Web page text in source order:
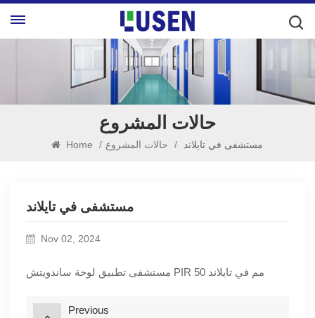
حالات المشروع
Home / حالات المشروع / مستشفى في تايلاند
مستشفى في تايلاند
Nov 02, 2024
مستشفى تطبيق لوحة ساندويتش PIR 50 مم في تايلاند
Previous